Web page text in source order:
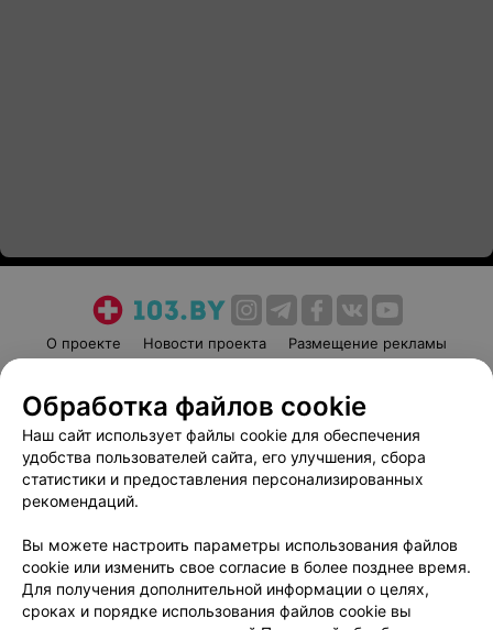
О проекте Новости проекта
Размещение рекламы
Пользовательское соглашение
Способы оплаты
Вакансии
Партнеры
Написать руководителю 103.by
Обработка персональных данных
Обработка файлов cookie
Наш сайт использует файлы cookie для обеспечения
удобства пользователей сайта, его улучшения, сбора
статистики и предоставления персонализированных
рекомендаций.
Вы можете настроить параметры использования файлов
cookie или изменить свое согласие в более позднее время.
Для получения дополнительной информации о целях,
сроках и порядке использования файлов cookie вы